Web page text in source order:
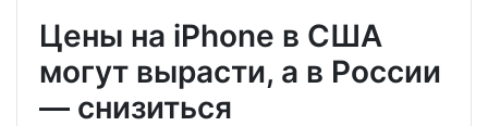
Цены на iPhone в США
могут вырасти, а в России
— снизиться